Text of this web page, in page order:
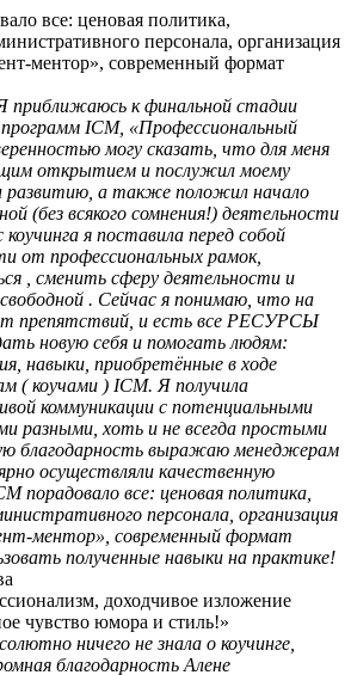
все: ценовая политика,
персонала, организация
ментор», современный формат
приближаюсь к финальной стадии
программ ICM, «Профессиональный
могу сказать, что для меня
открытием и послужил моему
развитию, а также положил начало
(без всякого сомнения!) деятельности
я поставила перед собой
от профессиональных рамок,
, сменить сферу деятельности и
. Сейчас я понимаю, что на
препятствий, и есть все РЕСУРСЫ
новую себя и помогать людям:
навыки, приобретённые в ходе
( коучами ) ICM. Я получила
коммуникации с потенциальными
разными, хоть и не всегда простыми
благодарность выражаю менеджерам
осуществляли качественную
порадовало все: ценовая политика,
персонала, организация
ментор», современный формат
полученные навыки на практике!
доходчивое изложение
чувство юмора и стиль!»
ничего не знала о коучинге,
благодарность Алене